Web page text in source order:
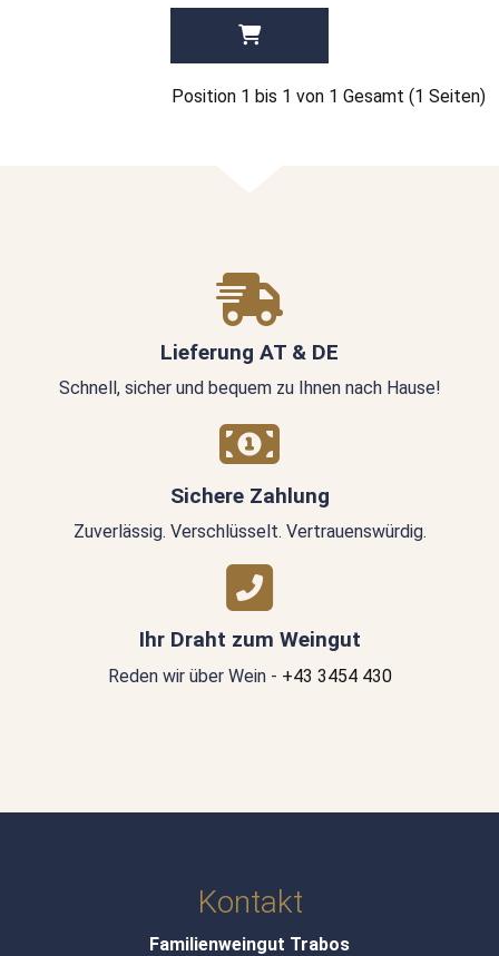
Position 1 bis 1 von 1 Gesamt (1 Seiten)
Lieferung AT & DE
Schnell, sicher und bequem zu Ihnen nach Hause!
Sichere Zahlung
Zuverlässig. Verschlüsselt. Vertrauenswürdig.
Ihr Draht zum Weingut
Reden wir über Wein - +43 3454 430
Kontakt
Familienweingut Trabos